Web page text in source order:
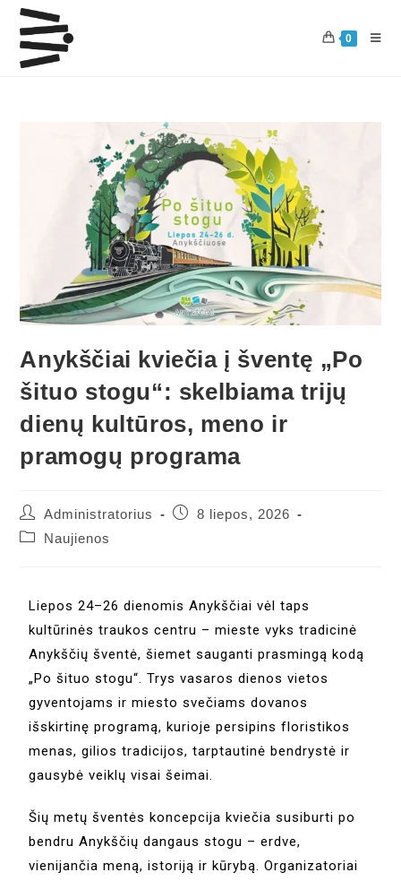
0
Anykščiai kviečia į šventę „Po
šituo stogu“: skelbiama trijų
dienų kultūros, meno ir
pramogų programa
Administratorius
8 liepos, 2026
Naujienos
Liepos 24–26 dienomis Anykščiai vėl taps
kultūrinės traukos centru – mieste vyks tradicinė
Anykščių šventė, šiemet sauganti prasmingą kodą
„Po šituo stogu“. Trys vasaros dienos vietos
gyventojams ir miesto svečiams dovanos
išskirtinę programą, kurioje persipins floristikos
menas, gilios tradicijos, tarptautinė bendrystė ir
gausybė veiklų visai šeimai.
Šių metų šventės koncepcija kviečia susiburti po
bendru Anykščių dangaus stogu – erdve,
vienijančia meną, istoriją ir kūrybą. Organizatoriai